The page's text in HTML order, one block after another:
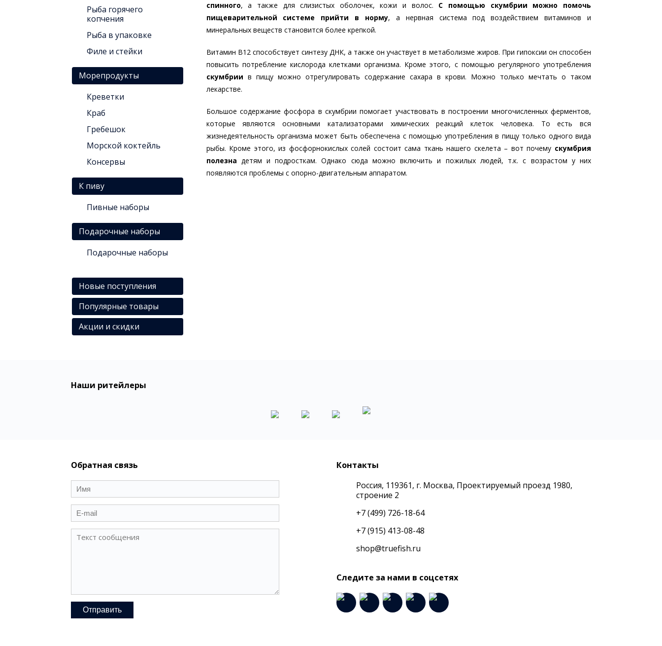
Рыба горячего
копчения
Рыба в упаковке
Филе и стейки
Морепродукты
Креветки
Краб
Гребешок
Морской коктейль
Консервы
К пиву
Пивные наборы
Подарочные наборы
Подарочные наборы
Новые поступления
Популярные товары
Акции и скидки
спинного, а также для слизистых оболочек, кожи и волос. С помощью скумбрии можно помочь
пищеварительной системе прийти в норму, а нервная система под воздействием витаминов и
минеральных веществ становится более крепкой.
Витамин B12 способствует синтезу ДНК, а также он участвует в метаболизме жиров. При гипоксии он способен
повысить потребление кислорода клетками организма. Кроме этого, с помощью регулярного употребления
скумбрии в пищу можно отрегулировать содержание сахара в крови. Можно только мечтать о таком
лекарстве.
Большое содержание фосфора в скумбрии помогает участвовать в построении многочисленных ферментов,
которые являются основными катализаторами химических реакций клеток человека. То есть вся
жизнедеятельность организма может быть обеспечена с помощью употребления в пищу только одного вида
рыбы. Кроме этого, из фосфорнокислых солей состоит сама ткань нашего скелета – вот почему скумбрия
полезна детям и подросткам. Однако сюда можно включить и пожилых людей, т.к. с возрастом у них
появляются проблемы с опорно-двигательным аппаратом.
Наши ритейлеры
Обратная связь
Контакты
Россия, 119361, г. Москва, Проектируемый проезд 1980,
строение 2
+7 (499) 726-18-64
+7 (915) 413-08-48
shop@truefish.ru
Следите за нами в соцсетях